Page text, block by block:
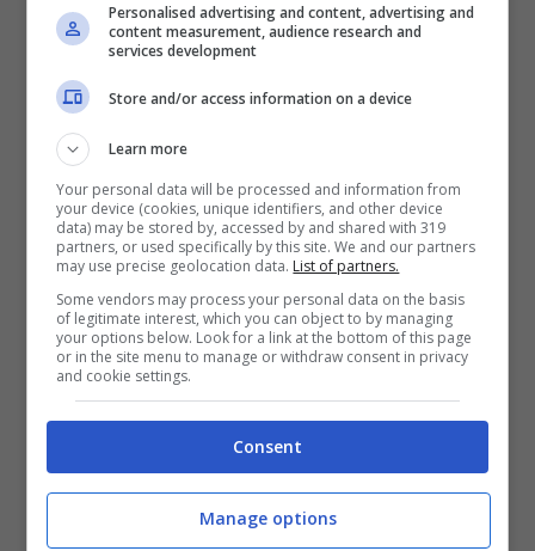
detto il segretario Mario Sacco – la Cisl e gli
stessi lavoratori con impegno hanno operato
nella speranza di poter salvare la società dal
fallimento
conclamata ha portato con rammarico a
decidere di depositare istanza di fallimento
per poter recuperare le somme dovute e non
Personalised advertising and content, advertising and
content measurement, audience research and
services development
Store and/or access information on a device
Learn more
Your personal data will be processed and information from
your device (cookies, unique identifiers, and other device
data) may be stored by, accessed by and shared with 319
partners, or used specifically by this site. We and our partners
may use precise geolocation data. List of partners.
Some vendors may process your personal data on the basis
of legitimate interest, which you can object to by managing
your options below. Look for a link at the bottom of this page
or in the site menu to manage or withdraw consent in privacy
and cookie settings.
Consent
Manage options